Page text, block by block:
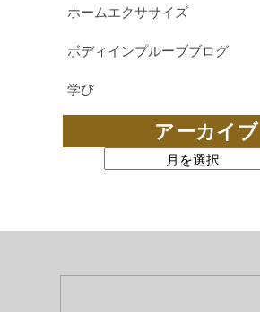
ホームエクササイズ
ボディインプルーブブログ
学び
アーカイブ